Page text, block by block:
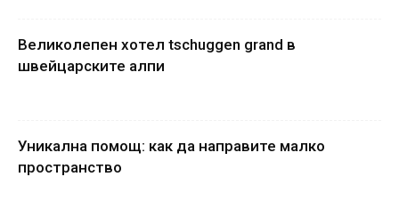
Великолепен хотел tschuggen grand в
швейцарските алпи
Уникална помощ: как да направите малко
пространство